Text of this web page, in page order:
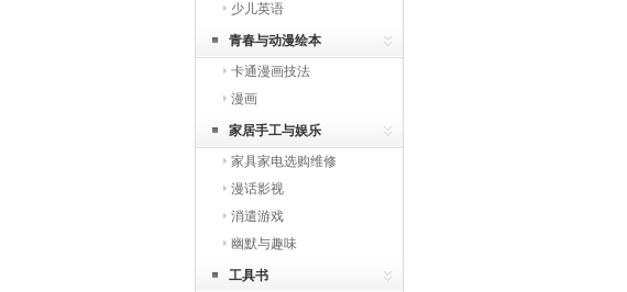
少儿英语
青春与动漫绘本
卡通漫画技法
漫画
家居手工与娱乐
家具家电选购维修
漫话影视
消遣游戏
幽默与趣味
工具书